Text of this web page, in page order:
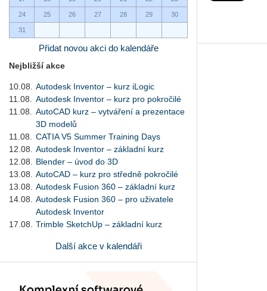
24 25 26 27 28 29 30
31
Přidat novou akci do kalendáře
Nejbližší akce
10.08.
Autodesk Inventor – kurz iLogic
11.08.
Autodesk Inventor – kurz pro pokročilé
11.08.
AutoCAD kurz – vytváření a prezentace
3D modelů
11.08.
CATIA V5 Summer Training Days
12.08.
Autodesk Inventor – základní kurz
12.08.
Blender – úvod do 3D
13.08.
AutoCAD – kurz pro středně pokročilé
13.08.
Autodesk Fusion 360 – základní kurz
14.08.
Autodesk Fusion 360 – pro uživatele
Autodesk Inventor
17.08.
Trimble SketchUp – základní kurz
Další akce v kalendáři